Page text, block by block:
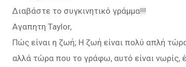
Διαβάστε το συγκινητικό γράμμα!!!
Αγαπητη Taylor,
Πώς είναι η ζωή; Η ζωή είναι πολύ απλή
αλλά τώρα που το γράφω, αυτό είναι νωρίς,